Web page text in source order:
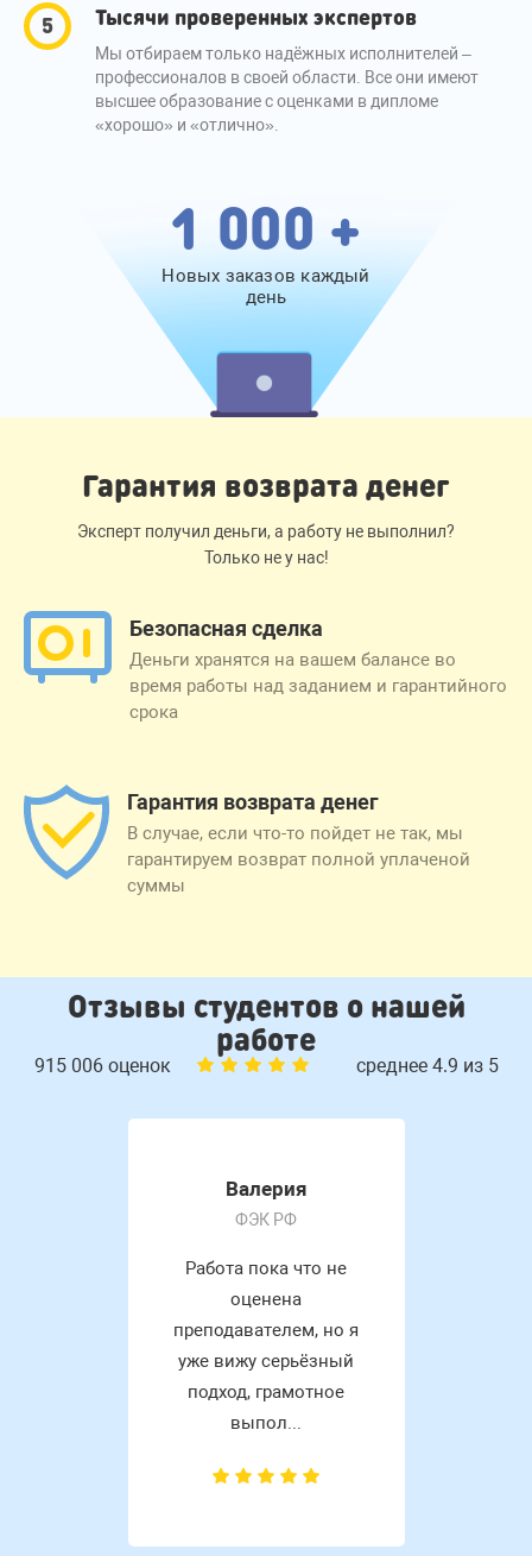
Тысячи проверенных экспертов
Мы отбираем только надёжных исполнителей –
профессионалов в своей области. Все они имеют
высшее образование с оценками в дипломе
«хорошо» и «отлично».
1 000 +
Новых заказов каждый
день
Гарантия возврата денег
Эксперт получил деньги, а работу не выполнил?
Только не у нас!
Безопасная сделка
Деньги хранятся на вашем балансе во
время работы над заданием и гарантийного
срока
Гарантия возврата денег
В случае, если что-то пойдет не так, мы
гарантируем возврат полной уплаченой
суммы
Отзывы студентов о нашей
работе
915 006 оценок среднее 4.9 из 5
Валерия
ФЭК РФ
Работа пока что не
оценена
преподавателем, но я
уже вижу серьёзный
подход, грамотное
выпол...